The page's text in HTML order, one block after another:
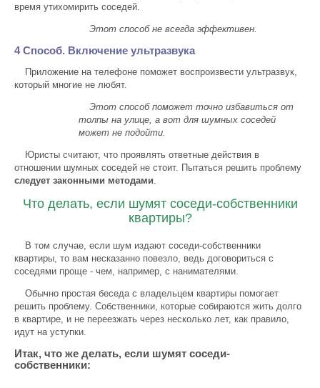
время утихомирить соседей.
Этот способ не всегда эффективен.
4 Способ. Включение ультразвука
Приложение на телефоне поможет воспроизвести ультразвук,
который многие не любят.
Этот способ поможет точно избавиться от
толпы на улице, а вот для шумных соседей
может не подойти.
Юристы считают, что проявлять ответные действия в
отношении шумных соседей не стоит. Пытаться решить проблему
следует законными методами.
Что делать, если шумят соседи-собственники
квартиры?
В том случае, если шум издают соседи-собственники
квартиры, то вам несказанно повезло, ведь договориться с
соседями проще - чем, например, с нанимателями.
Обычно простая беседа с владельцем квартиры помогает
решить проблему. Собственники, которые собираются жить долго
в квартире, и не переезжать через несколько лет, как правило,
идут на уступки.
Итак, что же делать, если шумят соседи-
собственники: